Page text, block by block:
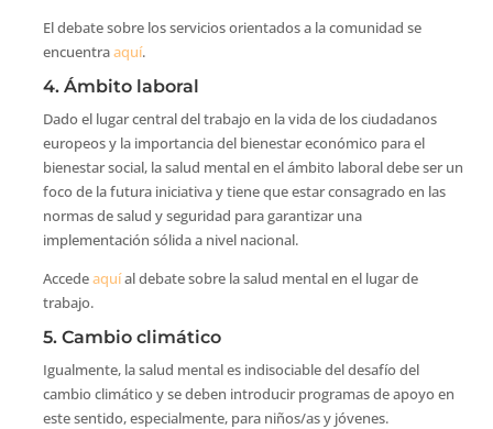
El debate sobre los servicios orientados a la comunidad se
encuentraaquí.
4. Ámbito laboral
Dado el lugar central del trabajo en la vida de los ciudadanos
europeos y la importancia del bienestar económico para el
bienestar social, la salud mental en el ámbito laboral debe ser un
foco de la futura iniciativa y tiene que estar consagrado en las
normas de salud y seguridad para garantizar una
implementación sólida a nivel nacional.
Accedeaquíal debate sobre la salud mental en el lugar de
trabajo.
5. Cambio climático
Igualmente, la salud mental es indisociable del desafío del
cambio climático y se deben introducir programas de apoyo en
este sentido, especialmente, para niños/as y jóvenes.